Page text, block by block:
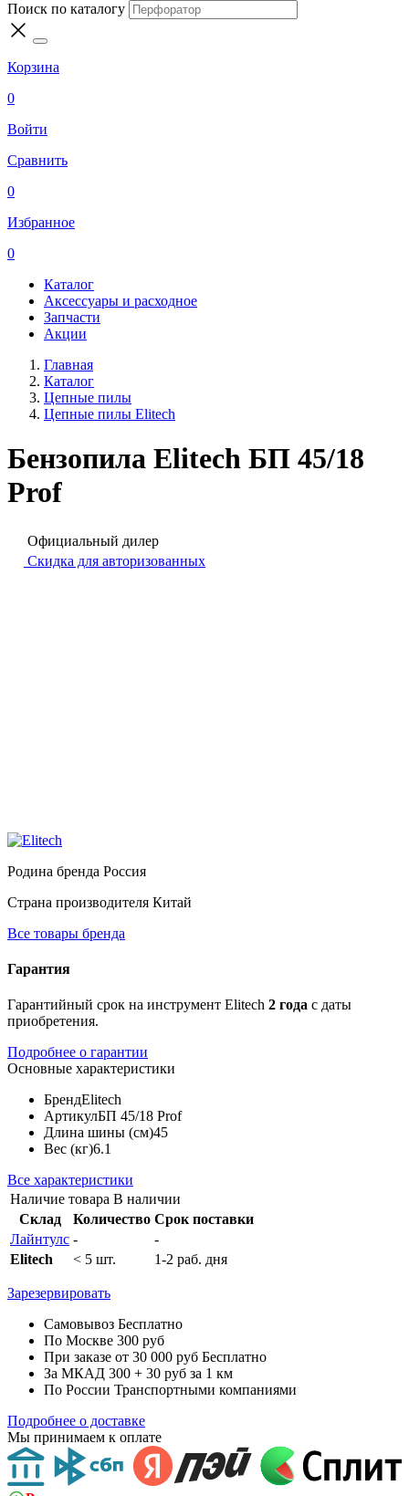
Поиск по каталогу
Корзина
0
Войти
Сравнить
0
Избранное
0
Каталог
Аксессуары и расходное
Запчасти
Акции
Главная
Каталог
Цепные пилы
Цепные пилы Elitech
Бензопила Elitech БП 45/18
Prof
Официальный дилер
Скидка для авторизованных
Родина бренда Россия
Страна производителя Китай
Все товары бренда
Гарантия
Гарантийный срок на инструмент Elitech 2 года с даты
приобретения.
Подробнее о гарантии
Основные характеристики
БрендElitech
АртикулБП 45/18 Prof
Длина шины (см)45
Вес (кг)6.1
Все характеристики
Наличие товара В наличии
Склад
Количество Срок поставки
Лайнтулс -
-
Elitech
< 5 шт. 1-2 раб. дня
Зарезервировать
Самовывоз Бесплатно
По Москве 300 руб
При заказе от 30 000 руб Бесплатно
За МКАД 300 + 30 руб за 1 км
По России Транспортными компаниями
Подробнее о доставке
Мы принимаем к оплате